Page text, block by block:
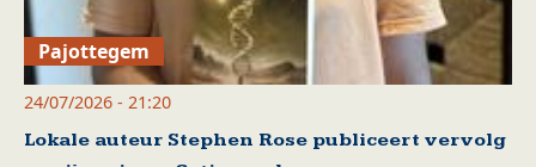
Pajottegem
24/07/2026 - 21:20
Lokale auteur Stephen Rose publiceert vervolg